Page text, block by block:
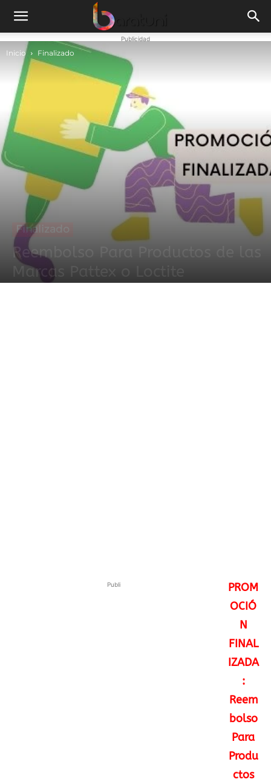
Publicidad
Inicio Finalizado
Finalizado
Reembolso Para Productos de las
Marcas Pattex o Loctite
Publi
PROM
OCIÓ
N
FINAL
IZADA
:
Reem
bolso
Para
Produ
ctos